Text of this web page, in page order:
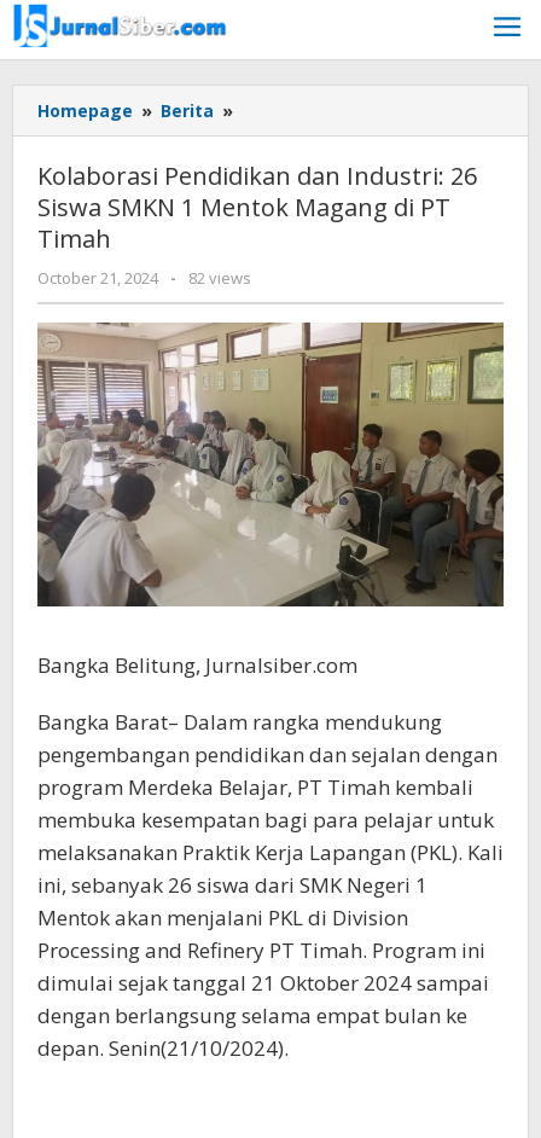
Skip
to
content
Homepage » Berita »
Pendidikan
Industri:
26
1
Mentok
Magang
di
PT
Timah
Kolaborasi Pendidikan dan Industri: 26
Siswa SMKN 1 Mentok Magang di PT
Timah
October 21, 2024
by
Jurnalsiber
- 82 views
Bangka Belitung, Jurnalsiber.com
Bangka Barat– Dalam rangka mendukung
pengembangan pendidikan dan sejalan dengan
program Merdeka Belajar, PT Timah kembali
membuka kesempatan bagi para pelajar untuk
melaksanakan Praktik Kerja Lapangan (PKL). Kali
ini, sebanyak 26 siswa dari SMK Negeri 1
Mentok akan menjalani PKL di Division
Processing and Refinery PT Timah. Program ini
dimulai sejak tanggal 21 Oktober 2024 sampai
dengan berlangsung selama empat bulan ke
depan. Senin(21/10/2024).